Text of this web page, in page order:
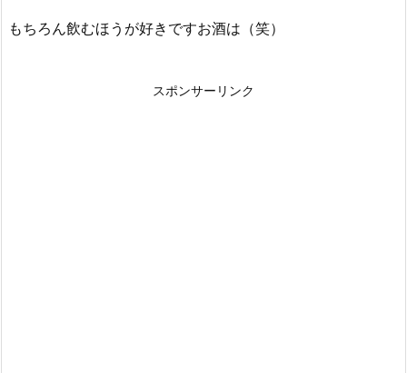
もちろん飲むほうが好きですお酒は（笑）
スポンサーリンク